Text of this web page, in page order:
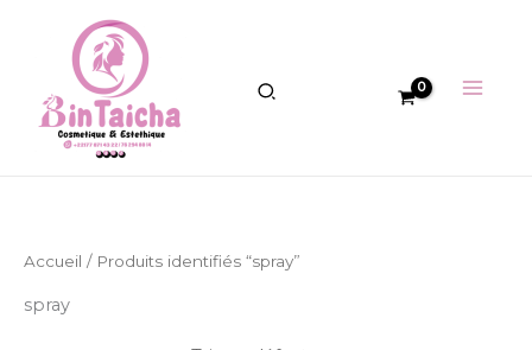
Accueil / Produits identifiés “spray”
spray